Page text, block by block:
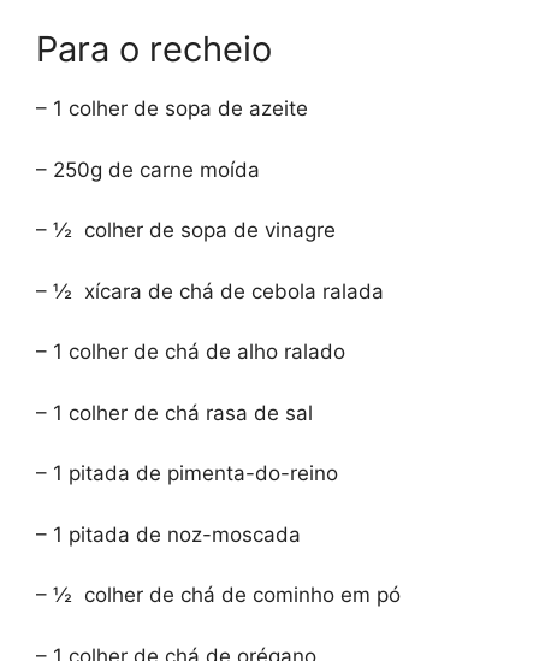
Para o recheio
– 1 colher de sopa de azeite
– 250g de carne moída
– ½ colher de sopa de vinagre
– ½ xícara de chá de cebola ralada
– 1 colher de chá de alho ralado
– 1 colher de chá rasa de sal
– 1 pitada de pimenta-do-reino
– 1 pitada de noz-moscada
– ½ colher de chá de cominho em pó
– 1 colher de chá de orégano